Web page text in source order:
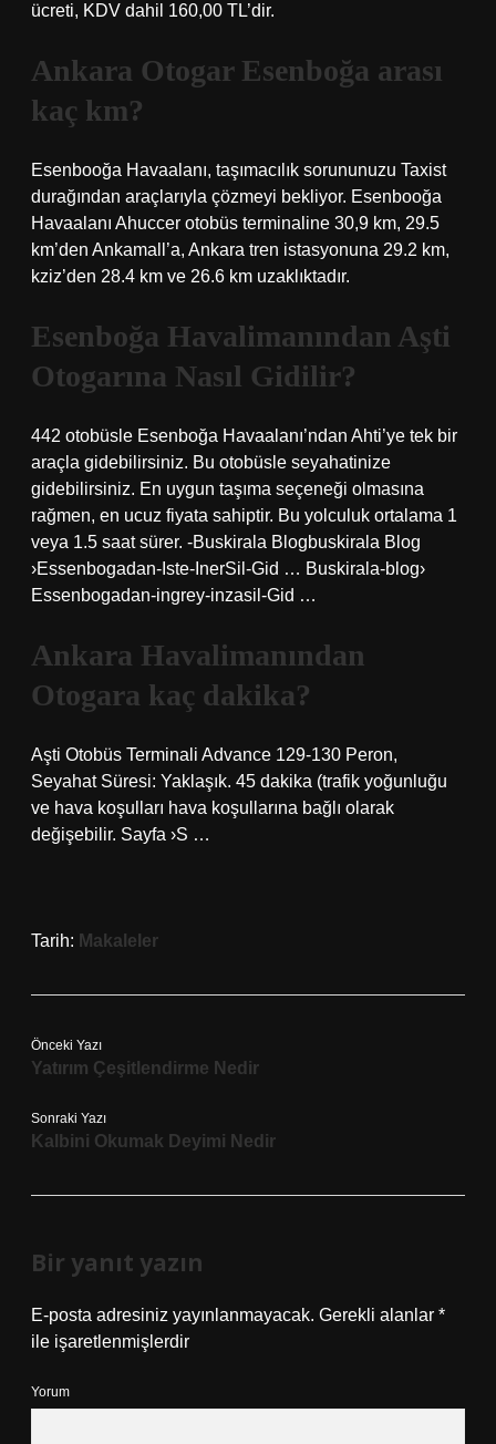
ücreti, KDV dahil 160,00 TL’dir.
Ankara Otogar Esenboğa arası
kaç km?
Esenbooğa Havaalanı, taşımacılık sorununuzu Taxist
durağından araçlarıyla çözmeyi bekliyor. Esenbooğa
Havaalanı Ahuccer otobüs terminaline 30,9 km, 29.5
km’den Ankamall’a, Ankara tren istasyonuna 29.2 km,
kziz’den 28.4 km ve 26.6 km uzaklıktadır.
Esenboğa Havalimanından Aşti
Otogarına Nasıl Gidilir?
442 otobüsle Esenboğa Havaalanı’ndan Ahti’ye tek bir
araçla gidebilirsiniz. Bu otobüsle seyahatinize
gidebilirsiniz. En uygun taşıma seçeneği olmasına
rağmen, en ucuz fiyata sahiptir. Bu yolculuk ortalama 1
veya 1.5 saat sürer. -Buskirala Blogbuskirala Blog
›Essenbogadan-Iste-InerSil-Gid … Buskirala-blog›
Essenbogadan-ingrey-inzasil-Gid …
Ankara Havalimanından
Otogara kaç dakika?
Aşti Otobüs Terminali Advance 129-130 Peron,
Seyahat Süresi: Yaklaşık. 45 dakika (trafik yoğunluğu
ve hava koşulları hava koşullarına bağlı olarak
değişebilir. Sayfa ›S …
Tarih: Makaleler
Önceki Yazı
Yatırım Çeşitlendirme Nedir
Sonraki Yazı
Kalbini Okumak Deyimi Nedir
Bir yanıt yazın
E-posta adresiniz yayınlanmayacak. Gerekli alanlar *
ile işaretlenmişlerdir
Yorum